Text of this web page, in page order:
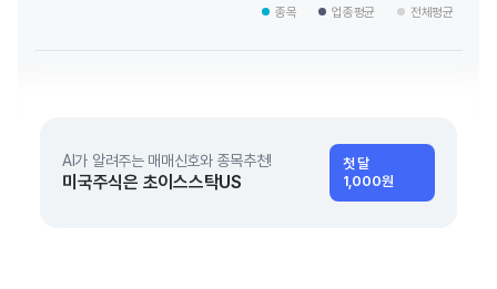
종목 업종평균 전체평균
AI가 알려주는 매매신호와 종목추천!
미국주식은 초이스스탁US
첫 달
1,000원